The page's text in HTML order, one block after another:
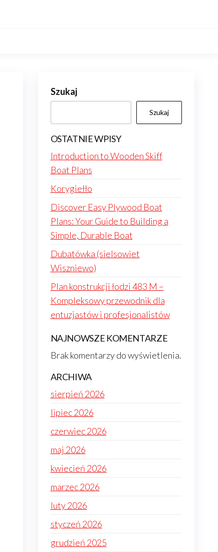
Szukaj
Szukaj
OSTATNIE WPISY
Introduction to Wooden Skiff
Boat Plans
Korygiełło
Discover Easy Plywood Boat
Plans: Your Guide to Building a
Simple, Durable Boat
Dubatówka (sielsowiet
Wiszniewo)
Plan konstrukcji łodzi 483 M –
Kompleksowy przewodnik dla
entuzjastów i profesjonalistów
NAJNOWSZE KOMENTARZE
Brak komentarzy do wyświetlenia.
ARCHIWA
sierpień 2026
lipiec 2026
czerwiec 2026
maj 2026
kwiecień 2026
marzec 2026
luty 2026
styczeń 2026
grudzień 2025